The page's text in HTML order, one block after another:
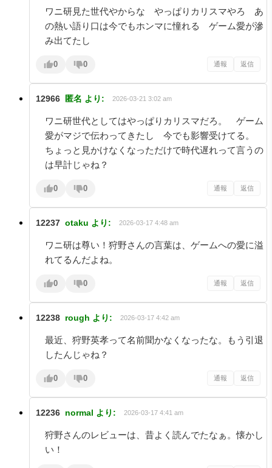
ワニ研見た世代やからな やっぱりカリスマやろ あ
の熱い語り口は今でもホンマに憧れる ゲーム愛が滲
み出てたし
0 0 通報 返信
12966 匿名 より: 2026-03-21 3:02 am
ワニ研世代としてはやっぱりカリスマだろ。 ゲーム
愛がマジで伝わってきたし 今でも影響受けてる。
ちょっと見かけなくなっただけで時代遅れって言うの
は早計じゃね？
0 0 通報 返信
12237 otaku より: 2026-03-17 4:48 am
ワニ研は尊い！狩野さんの言葉は、ゲームへの愛に溢
れてるんだよね。
0 0 通報 返信
12238 rough より: 2026-03-17 4:42 am
最近、狩野英孝って名前聞かなくなったな。もう引退
したんじゃね？
0 0 通報 返信
12236 normal より: 2026-03-17 4:41 am
狩野さんのレビューは、昔よく読んでたなぁ。懐かし
い！